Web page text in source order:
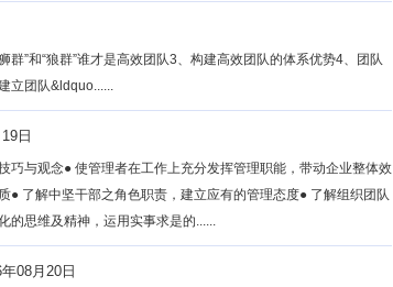
群”和“狼群”谁才是高效团队3、构建高效团队的体系优势4、团队
立团队&ldquo......
日
巧与观念● 使管理者在工作上充分发挥管理职能，带动企业整体效
了解中坚干部之角色职责，建立应有的管理态度● 了解组织团队
的思维及精神，运用实事求是的......
08月20日